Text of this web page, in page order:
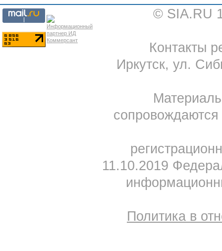
© SIA.RU
Контакты
Иркутск, ул.
11.10.2019
Политика в